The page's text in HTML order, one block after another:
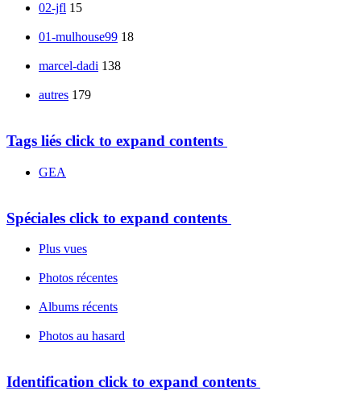
02-jfl 15
01-mulhouse99 18
marcel-dadi 138
autres 179
Tags liés click to expand contents
GEA
Spéciales click to expand contents
Plus vues
Photos récentes
Albums récents
Photos au hasard
Identification click to expand contents